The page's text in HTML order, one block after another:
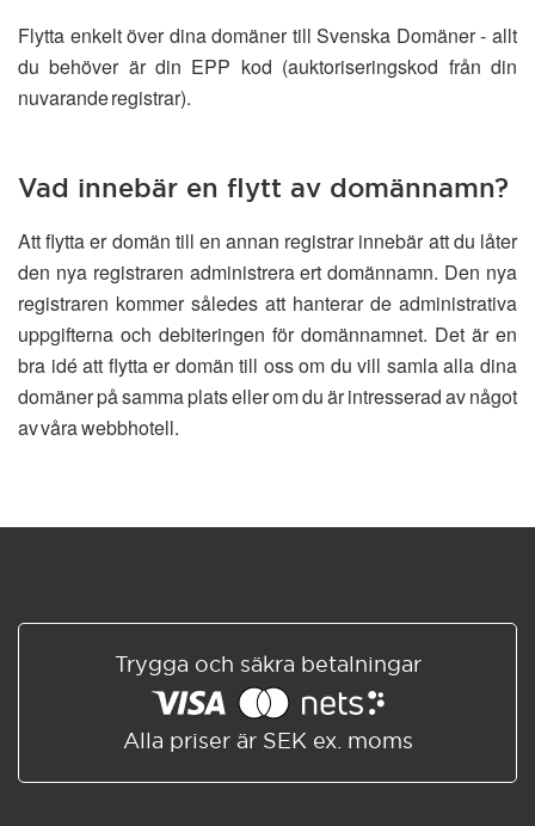
Flytta enkelt över dina domäner till Svenska Domäner - allt
du behöver är din EPP kod (auktoriseringskod från din
nuvarande registrar).
Vad innebär en flytt av domännamn?
Att flytta er domän till en annan registrar innebär att du låter
den nya registraren administrera ert domännamn. Den nya
registraren kommer således att hanterar de administrativa
uppgifterna och debiteringen för domännamnet. Det är en
bra idé att flytta er domän till oss om du vill samla alla dina
domäner på samma plats eller om du är intresserad av något
av våra webbhotell.
Trygga och säkra betalningar
Alla priser är SEK ex. moms